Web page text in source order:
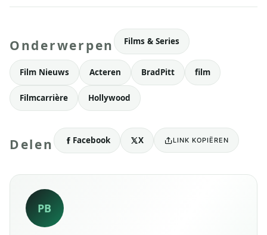
Onderwerpen Films & Series
Film Nieuws Acteren BradPitt film
Filmcarrière Hollywood
Delen Facebook X LINK KOPIËREN
PB